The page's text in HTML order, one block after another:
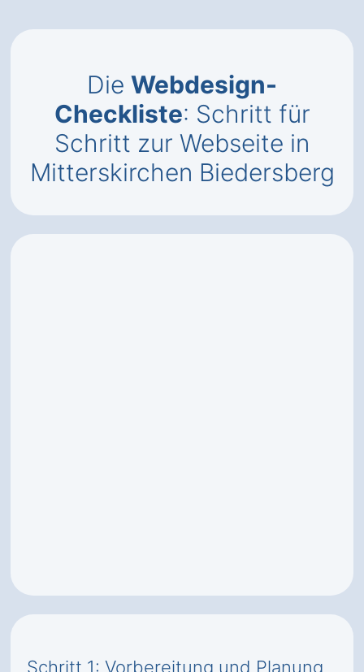
Die Webdesign-
Checkliste: Schritt für
Schritt zur Webseite in
Mitterskirchen Biedersberg
Schritt 1: Vorbereitung und Planung